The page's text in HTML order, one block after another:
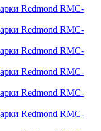
Redmond RMC-
Redmond RMC-
Redmond RMC-
Redmond RMC-
Redmond RMC-
Redmond RMC-